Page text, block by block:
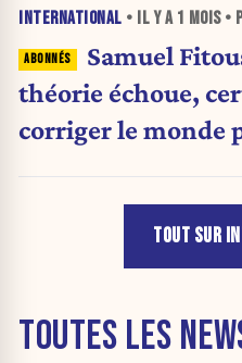
INTERNATIONAL • IL Y A 1 MOIS•
Samuel
théorie échoue,
corriger le monde
TOUT SUR
TOUTES LES